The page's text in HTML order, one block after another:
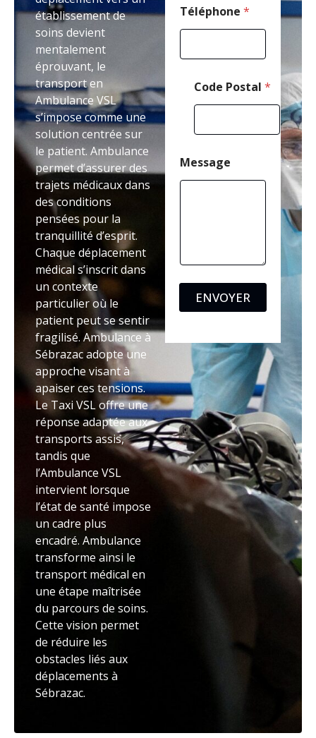
établissement de
soins devient
mentalement
éprouvant, le
transport en
Ambulance VSL
s’impose comme une
solution centrée sur
le patient. Ambulance
permet d’assurer des
trajets médicaux dans
des conditions
pensées pour la
tranquillité d’esprit.
Chaque déplacement
médical s’inscrit dans
un contexte
particulier où le
patient peut se sentir
fragilisé. Ambulance à
Sébrazac adopte une
approche visant à
apaiser ces tensions.
Le Taxi VSL offre une
réponse adaptée aux
transports assis,
tandis que
l’Ambulance VSL
intervient lorsque
l’état de santé impose
un cadre plus
encadré. Ambulance
transforme ainsi le
transport médical en
une étape maîtrisée
du parcours de soins.
Cette vision permet
de réduire les
obstacles liés aux
déplacements à
Sébrazac.
m
a
Téléphone *
Code Postal *
Message
ENVOYER